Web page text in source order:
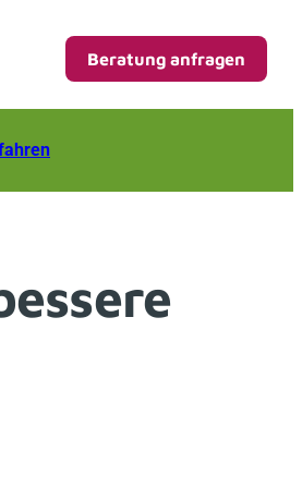
Beratung anfragen